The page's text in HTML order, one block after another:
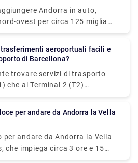
Andorra in auto,
ovest per circa 125 miglia
circa 2:45 ore per raggiungere
dei tre parchi nazionali di
Perafita-Claror, dalle
e dalla Valle de Sorteny.
Durante le
cinghiali, aquile, caprioli e
viaggi in auto facili e fluidi, non
di visitare Rydeu.com!
di Barcellona?
trovare servizi di trasporto
che al Terminal 2 (T2)
per l'area dei trasporti e dei
l'arrivo e la partenza
aeroportuali privati di
esperti e veicoli di fascia alta.
per andare da Andorra la Vella
che impiega circa 3 ore e 15